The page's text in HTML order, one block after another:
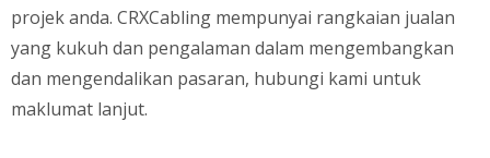
projek anda. CRXCabling mempunyai rangkaian jualan
yang kukuh dan pengalaman dalam mengembangkan
dan mengendalikan pasaran, hubungi kami untuk
maklumat lanjut.